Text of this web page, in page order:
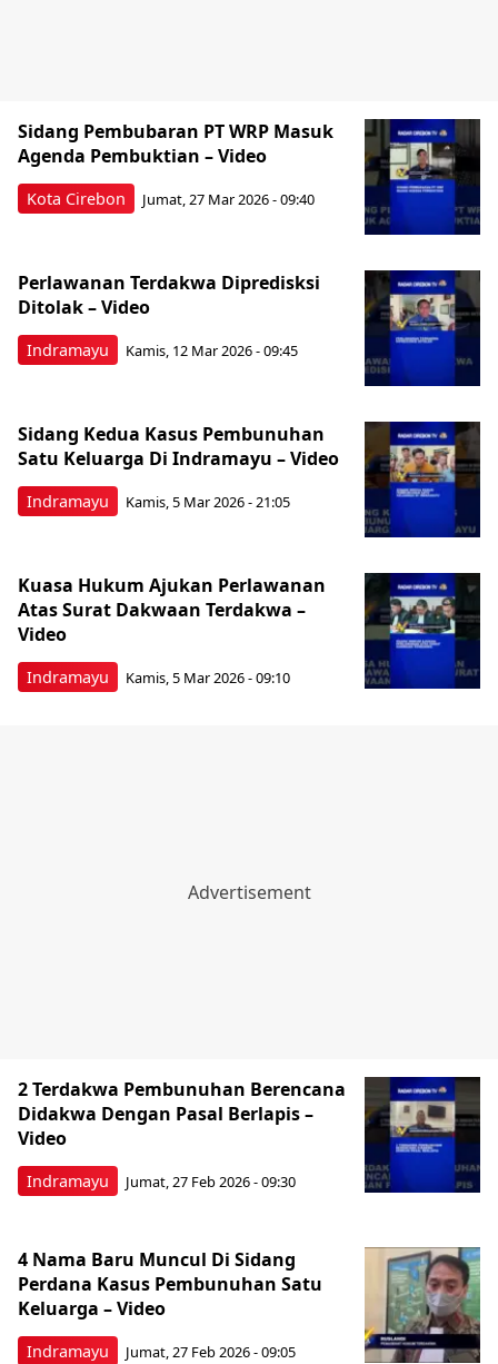
Kota Cirebon
Sidang Pembubaran PT WRP Masuk
Agenda Pembuktian – Video
Jumat, 27 Mar 2026 - 09:40
Indramayu
Perlawanan Terdakwa Dipredisksi
Ditolak – Video
Kamis, 12 Mar 2026 - 09:45
Indramayu
Sidang Kedua Kasus Pembunuhan
Satu Keluarga Di Indramayu – Video
Kamis, 5 Mar 2026 - 21:05
Indramayu
Kuasa Hukum Ajukan Perlawanan
Atas Surat Dakwaan Terdakwa –
Video
Kamis, 5 Mar 2026 - 09:10
Indramayu
2 Terdakwa Pembunuhan Berencana
Didakwa Dengan Pasal Berlapis –
Video
Jumat, 27 Feb 2026 - 09:30
Indramayu
4 Nama Baru Muncul Di Sidang
Perdana Kasus Pembunuhan Satu
Keluarga – Video
Jumat, 27 Feb 2026 - 09:05